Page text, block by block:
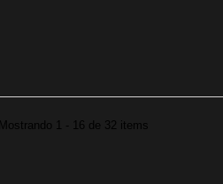
Mostrando 1 - 16 de 32 items